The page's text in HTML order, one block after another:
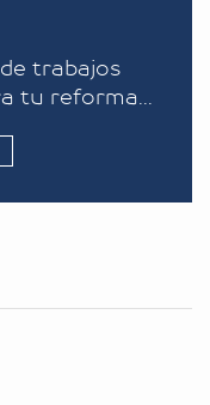
trabajos
tu reforma...